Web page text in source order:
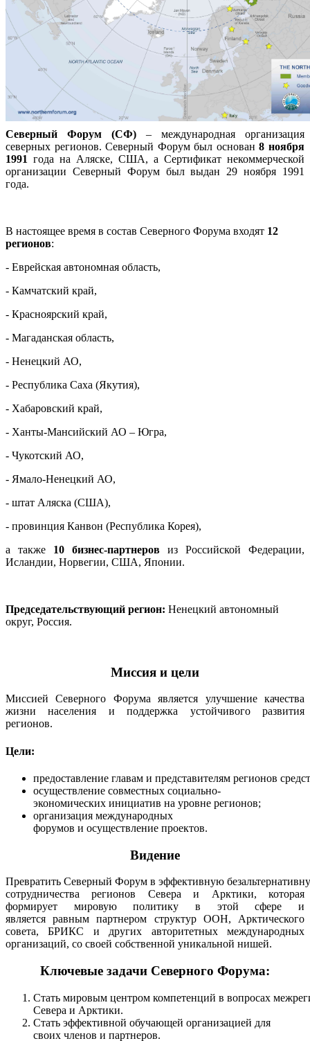
Северный Форум (СФ) – международная организация
северных регионов. Северный Форум был основан 8 ноября
1991 года на Аляске, США, а Сертификат некоммерческой
организации Северный Форум был выдан 29 ноября 1991
года.
В настоящее время в состав Северного Форума входят 12
регионов:
- Еврейская автономная область,
- Камчатский край,
- Красноярский край,
- Магаданская область,
- Ненецкий АО,
- Республика Саха (Якутия),
- Хабаровский край,
- Ханты-Мансийский АО – Югра,
- Чукотский АО,
- Ямало-Ненецкий АО,
- штат Аляска (США),
- провинция Канвон (Республика Корея),
а также
10 бизнес-партнеров из Российской Федерации,
Исландии, Норвегии, США, Японии.
Председательствующий регион: Ненецкий автономный
округ, Россия.
Миссия и цели
Миссией Северного Форума является улучшение качества
жизни населения и поддержка устойчивого развития
регионов.
Цели:
предоставление главам и представителям регионов
осуществление совместных социально-
экономических инициатив на уровне регионов;
организация международных
форумов и осуществление проектов.
Видение
Превратить Северный Форум в эффективную
сотрудничества регионов Севера и Арктики, которая
формирует мировую политику в этой сфере и
являетсяравным партнером структур ООН,
Арктического
совета,
БРИКС и
других авторитетных международных
организаций, со своей собственной уникальной нишей.
Ключевые задачи Северного Форума:
Стать мировым центром компетенций в вопросах
Севера и Арктики.
Стать эффективной обучающей организацией для
своих членов и партнеров.